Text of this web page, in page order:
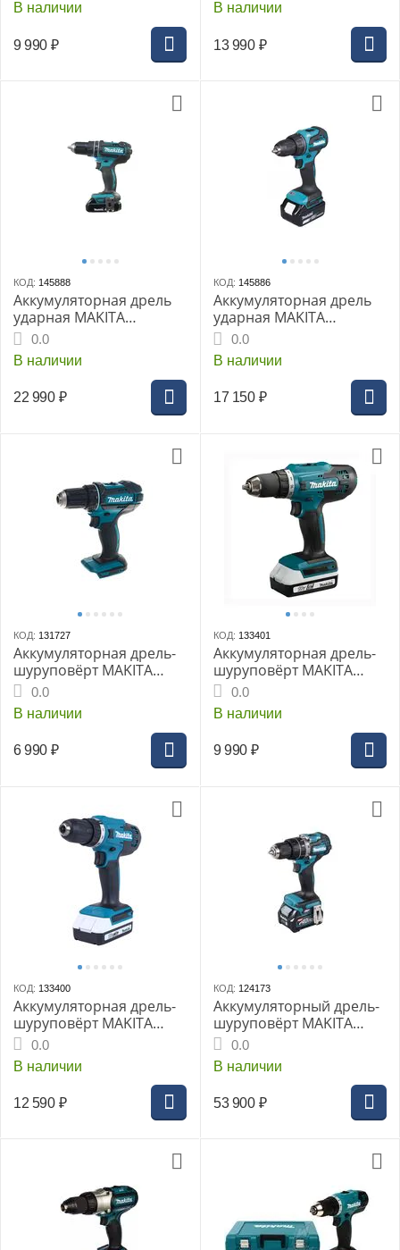
ЗУ
В наличии
9 990 ₽
ЗУ
В наличии
13 990 ₽
КОД: 145888
Аккумуляторная дрель
ударная MAKITA
DHP482SYE, LXT 18 В, 13
мм, 62/36 Нм (2x1.5 Ач,
з/у)
0.0
В наличии
22 990 ₽
КОД: 145886
Аккумуляторная дрель
ударная MAKITA
DHP490SF1J, LXT 18В BL
XPT 13мм 50/27Нм 1х3,0
Ач АКБ ЗУ Makpac2
0.0
В наличии
17 150 ₽
КОД: 131727
Аккумуляторная дрель-
шуруповёрт MAKITA
DDF482Z, LXT 18В,
62/36Нм, без АКБ и ЗУ
0.0
В наличии
6 990 ₽
КОД: 133401
Аккумуляторная дрель-
шуруповёрт MAKITA
DF488D002, G-серия 18В,
2х1,5 Ач, ЗУ
0.0
В наличии
9 990 ₽
КОД: 133400
Аккумуляторная дрель-
шуруповёрт MAKITA
DF488D004, G-серия 18В,
2х2.0Ач, ЗУ
0.0
В наличии
12 590 ₽
КОД: 124173
Аккумуляторный дрель-
шуруповёрт MAKITA
HP002GD201, ударная
XGT BL, быстрое ЗУ, кейс
MAKPAC
0.0
В наличии
53 900 ₽